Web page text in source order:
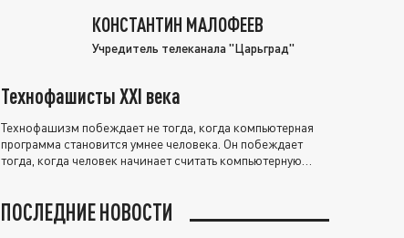
КОНСТАНТИН МАЛОФЕЕВ
Учредитель телеканала "Царьград"
Технофашисты XXI века
Технофашизм побеждает не тогда, когда компьютерная
программа становится умнее человека. Он побеждает
тогда, когда человек начинает считать компьютерную
ПОСЛЕДНИЕ НОВОСТИ